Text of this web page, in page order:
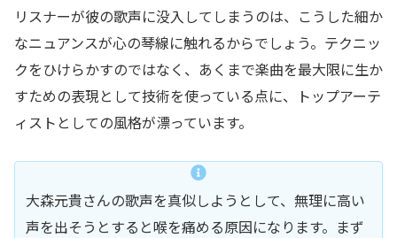
リスナーが彼の歌声に没入してしまうのは、こうした細か
なニュアンスが心の琴線に触れるからでしょう。テクニッ
クをひけらかすのではなく、あくまで楽曲を最大限に生か
すための表現として技術を使っている点に、トップアーテ
ィストとしての風格が漂っています。
大森元貴さんの歌声を真似しようとして、無理に高い
声を出そうとすると喉を痛める原因になります。まず